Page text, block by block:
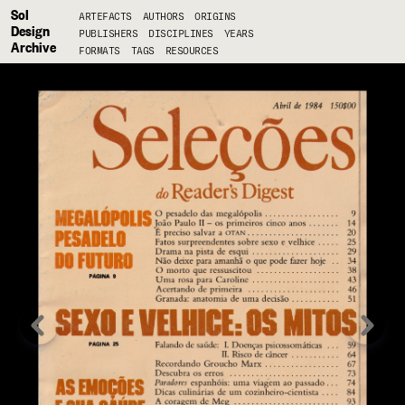
Sol
Design
Archive
ARTEFACTS AUTHORS
ORIGINS
PUBLISHERS
DISCIPLINES
YEARS
FORMATS
TAGS RESOURCES